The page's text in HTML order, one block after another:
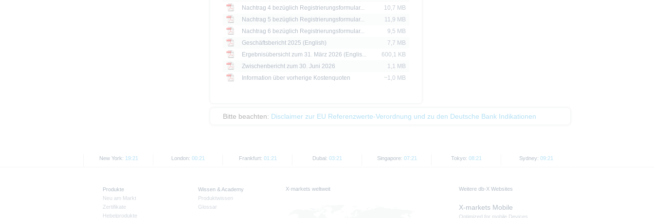
Nachtrag 4 bezüglich Registrierungsformular...
10,7 MB
Nachtrag 5 bezüglich Registrierungsformular...
11,9 MB
Nachtrag 6 bezüglich Registrierungsformular...
9,5 MB
Geschäftsbericht 2025 (English)
7,7 MB
Ergebnisübersicht zum 31. März 2026 (Englis...
600,1 KB
Zwischenbericht zum 30. Juni 2026
1,1 MB
Information über vorherige Kostenquoten
~1,0 MB
Bitte beachten: Disclaimer zur EU Referenzwerte-Verordnung und zu den Deutsche Bank Indikationen
New York: 19:21 London: 00:21 Frankfurt: 01:21 Dubai: 03:21 Singapore: 07:21 Tokyo: 08:21 Sydney: 09:21
Produkte
Neu am Markt
Zertifikate
Hebelprodukte
Wissen & Academy
Produktwissen
Glossar
X-markets weltweit Weitere db-X Websites
X-markets Mobile
Optimized for mobile Devices
Kurse/Preise. Wertentwicklungen der Vergangenheit sind kein Indikator für die künftige Wertentwicklung.